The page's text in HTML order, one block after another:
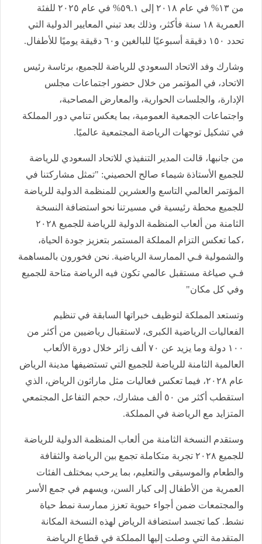
من ١٣% في عام ٢٠١٨ إلى ٥٩.١% في عام ٢٠٢٥ للفئة
العمرية ١٨ سنة فأكثر، وذلك بعد تبني المعايير الدولية التي
تحدد ١٥٠ دقيقة أسبوعيًا للبالغين و٦٠ دقيقة يوميًا للأطفال.
وشارك وفد الاتحاد السعودي للرياضة للجميع، برئاسة رئيس
الاتحاد، في المؤتمر من خلال حضور اجتماعات مجلس
الإدارة، والجلسات الحوارية، والمعارض المصاحبة،
واجتماعات الجمعية العمومية، بما يعكس تنامي دور المملكة
في تشكيل توجهات الرياضة المجتمعية عالميًا.
من جانبها، قالت المدير التنفيذي للاتحاد السعودي للرياضة
للجميع الأستاذة شيماء صالح الحصيني: "تمثل مشاركتنا في
المؤتمر العالمي التاسع والعشرين للمنظمة الدولية للرياضة
للجميع محطة رئيسية في مسيرتنا نحو استضافة النسخة
الثامنة من ألعاب المنظمة الدولية للرياضة للجميع ٢٠٢٨
،كما تعكس التزام المملكة المستمر بتعزيز جودة الحياة،
والشمولية فـي الممارسة الرياضية. نحن فخورون بالمساهمة
فـي صياغة مستقبل عالمي تكون فيه الرياضة متاحة للجميع
وفي كل مكان"
وتستعد المملكة لتوظيف خبراتها السابقة في تنظيم
الفعاليات الرياضية الكبرى، لاستقبال رياضيين من أكثر من
١٠٠ دولة وما يزيد عن ٧٠ ألف زائر خلال دورة الألعاب
العالمية الثامنة للرياضة للجميع التي تستضيفها مدينة الرياض
عام ٢٠٢٨، فيما تعكس فعاليات مثل ماراثون الرياض، الذي
استقطب أكثر من ٥٠ ألف مشارك، حجم التفاعل المجتمعي
المتزايد مع الرياضة في المملكة.
وستقدم النسخة الثامنة من ألعاب المنظمة الدولية للرياضة
للجميع ٢٠٢٨ تجربة متكاملة تجمع بين الرياضة والثقافة
والطعام والموسيقى والتعليم، بما يرحب بمختلف الفئات
العمرية من الأطفال إلى كبار السن، ويسهم في جمع الأسر
والمجتمعات ضمن أجواء حيوية تعزز ممارسة نمط حياة
نشط. كما تجسد استضافة الرياض لهذه النسخة المكانة
المتقدمة التي وصلت إليها المملكة في قطاع الرياضة